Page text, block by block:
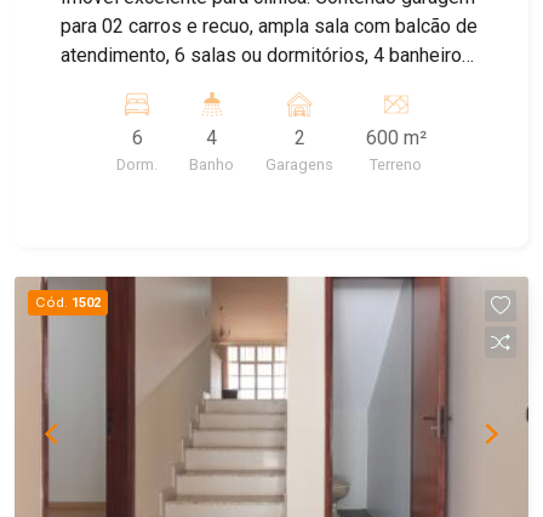
morar com espaço, privacidade e tranquilidade,
em um endereço valorizado da cidade. Agende
para 02 carros e recuo, ampla sala com balcão de
atendimento, 6 salas ou dormitórios, 4 banheiros
6
Dorm.
4
Banho
2
Garagens
600 m²
Terreno
Cód. 1502